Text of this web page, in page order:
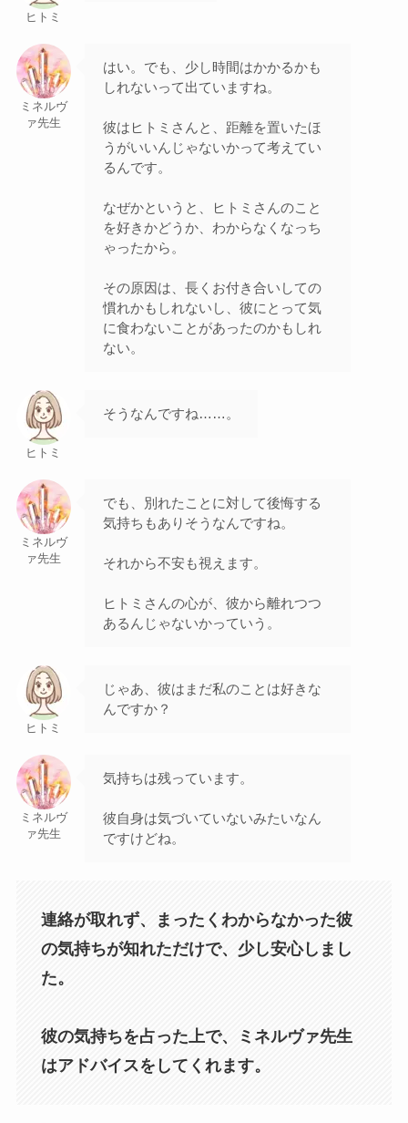
ヒトミ
ミネルヴ
ァ先生
はい。でも、少し時間はかかるかも
しれないって出ていますね。
彼はヒトミさんと、距離を置いたほ
うがいいんじゃないかって考えてい
るんです。
なぜかというと、ヒトミさんのこと
を好きかどうか、わからなくなっち
ゃったから。
その原因は、長くお付き合いしての
慣れかもしれないし、彼にとって気
に食わないことがあったのかもしれ
ない。
ヒトミ
そうなんですね……。
ミネルヴ
ァ先生
でも、別れたことに対して後悔する
気持ちもありそうなんですね。
それから不安も視えます。
ヒトミさんの心が、彼から離れつつ
あるんじゃないかっていう。
ヒトミ
じゃあ、彼はまだ私のことは好きな
んですか？
ミネルヴ
ァ先生
気持ちは残っています。
彼自身は気づいていないみたいなん
ですけどね。
連絡が取れず、まったくわからなかった彼
の気持ちが知れただけで、少し安心しまし
た。
彼の気持ちを占った上で、ミネルヴァ先生
はアドバイスをしてくれます。